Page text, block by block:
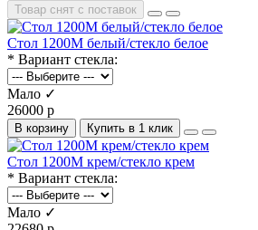
Товар снят с поставок
Стол 1200М белый/стекло белое
* Вариант стекла:
Мало ✓
26000 р
В корзину Купить в 1 клик
Стол 1200М крем/стекло крем
* Вариант стекла:
Мало ✓